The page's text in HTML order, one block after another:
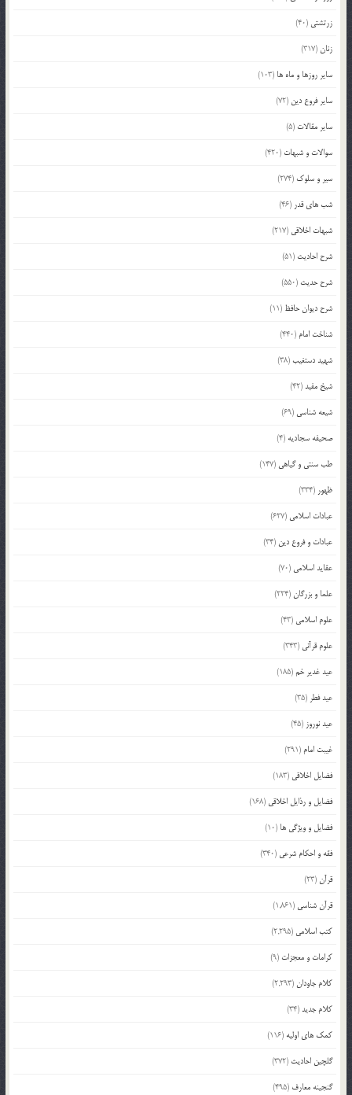
زرتشتی (40)
زنان (317)
سایر روزها و ماه ها (103)
سایر فروع دین (72)
سایر مقالات (5)
سوالات و شبهات (420)
سیر و سلوک (274)
شب های قدر (46)
شبهات اخلاقی (217)
شرح احادیث (51)
شرح حدیث (550)
شرح دیوان حافظ (11)
شناخت امام (440)
شهید دستغیب(38)
شیخ مفید(42)
شیعه شناسی (69)
صحیفه سجادیه (4)
طب سنتی و گیاهی (147)
ظهور (334)
عبادات اسلامی (627)
عبادات و فروع دین (34)
عقاید اسلامی (70)
علما و بزرگان (224)
علوم اسلامی (43)
علوم قرآنی (343)
عید غدیر خم(185)
عید فطر (35)
عید نوروز (45)
غیبت امام (291)
فضایل اخلاقی (183)
فضایل و رذایل اخلاقی (168)
فضایل و ویژگی ها (10)
فقه و احکام شرعی (340)
قرآن (23)
قرآن شناسی (1,861)
کتب اسلامی (2,295)
کرامات و معجزات (9)
کلام جاودان (2,293)
کلام جدید(34)
کمک های اولیه (116)
گلچین احادیث (372)
گنجینه معارف (495)